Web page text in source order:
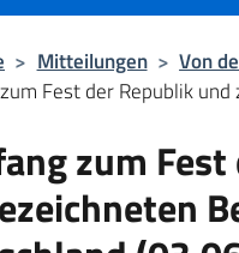
> Mitteilungen > Von
Fest der Republik
zum